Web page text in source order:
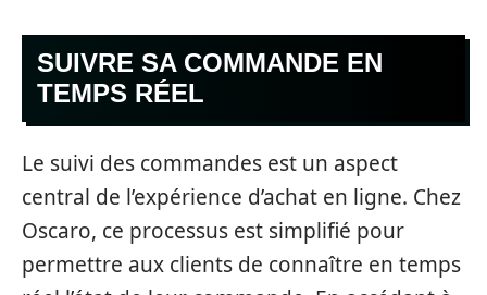
SUIVRE SA COMMANDE EN
TEMPS RÉEL
Le suivi des commandes est un aspect
central de l’expérience d’achat en ligne. Chez
Oscaro, ce processus est simplifié pour
permettre aux clients de connaître en temps